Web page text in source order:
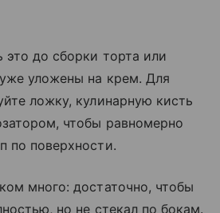
это до сборки торта или
уложены на крем. Для
ложку, кулинарную кисть
чтобы равномерно
по поверхности.
много: достаточно, чтобы
но не стекал по бокам.